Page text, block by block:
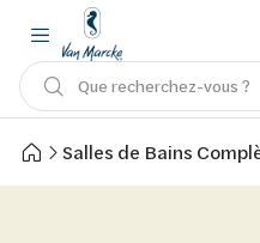
Que recherchez-vous ?
Salles de Bains